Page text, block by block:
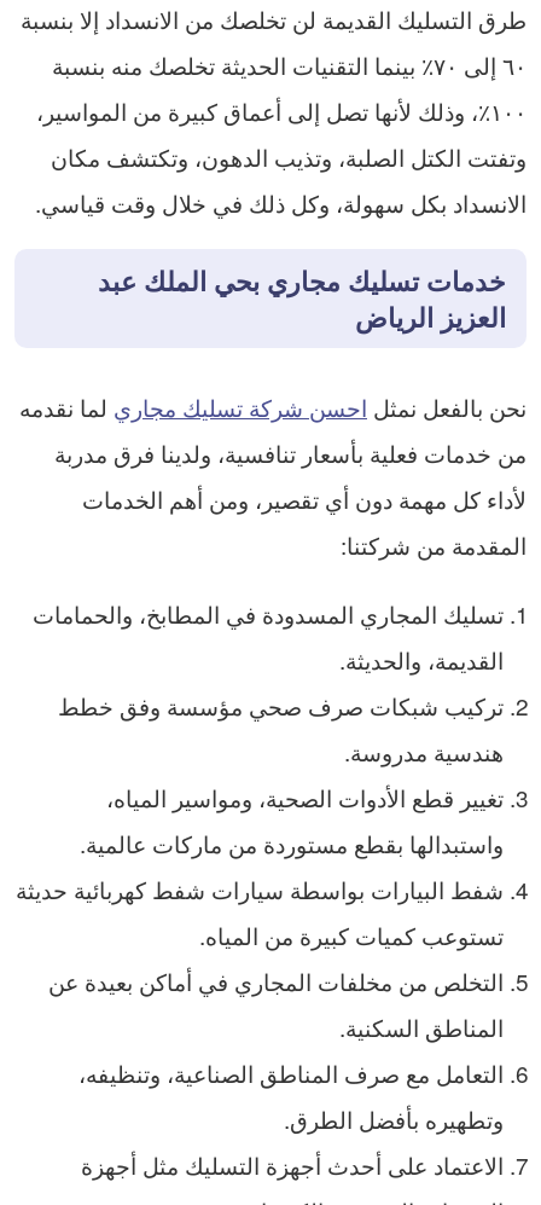
طرق التسليك القديمة لن تخلصك من الانسداد إلا بنسبة
٦٠ إلى ٧٠٪ بينما التقنيات الحديثة تخلصك منه بنسبة
١٠٠٪، وذلك لأنها تصل إلى أعماق كبيرة من المواسير،
وتفتت الكتل الصلبة، وتذيب الدهون، وتكتشف مكان
الانسداد بكل سهولة، وكل ذلك في خلال وقت قياسي.
خدمات تسليك مجاري بحي الملك عبد
العزيز الرياض
نحن بالفعل نمثل احسن شركة تسليك مجاري لما نقدمه
من خدمات فعلية بأسعار تنافسية، ولدينا فرق مدربة
لأداء كل مهمة دون أي تقصير، ومن أهم الخدمات
المقدمة من شركتنا:
تسليك المجاري المسدودة في المطابخ، والحمامات
القديمة، والحديثة.
تركيب شبكات صرف صحي مؤسسة وفق خطط
هندسية مدروسة.
تغيير قطع الأدوات الصحية، ومواسير المياه،
واستبدالها بقطع مستوردة من ماركات عالمية.
شفط البيارات بواسطة سيارات شفط كهربائية حديثة
تستوعب كميات كبيرة من المياه.
التخلص من مخلفات المجاري في أماكن بعيدة عن
المناطق السكنية.
التعامل مع صرف المناطق الصناعية، وتنظيفه،
وتطهيره بأفضل الطرق.
الاعتماد على أحدث أجهزة التسليك مثل أجهزة